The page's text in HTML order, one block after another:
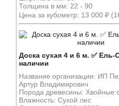
Толщина в мм: 22 - 90
Цена за кубометр: 13 000 ₽
Доска сухая 4 и 6 м. ✅ Ель-
наличии
Название организации: ИП
Артур Владимирович
Порода древесины:
Влажность: Сухой лес